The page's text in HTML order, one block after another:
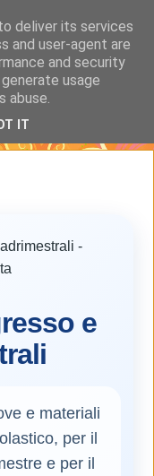
e
e materiali
per il
e per il
deliver its services
and user-agent are
and security
usage
abuse.
IT